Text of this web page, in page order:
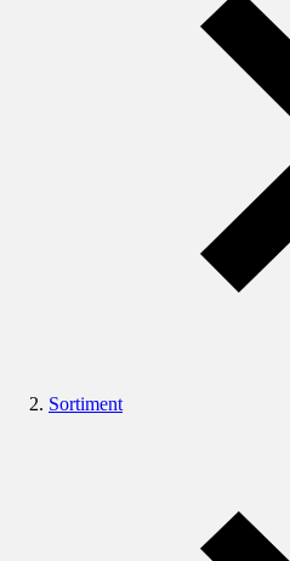
Sortiment